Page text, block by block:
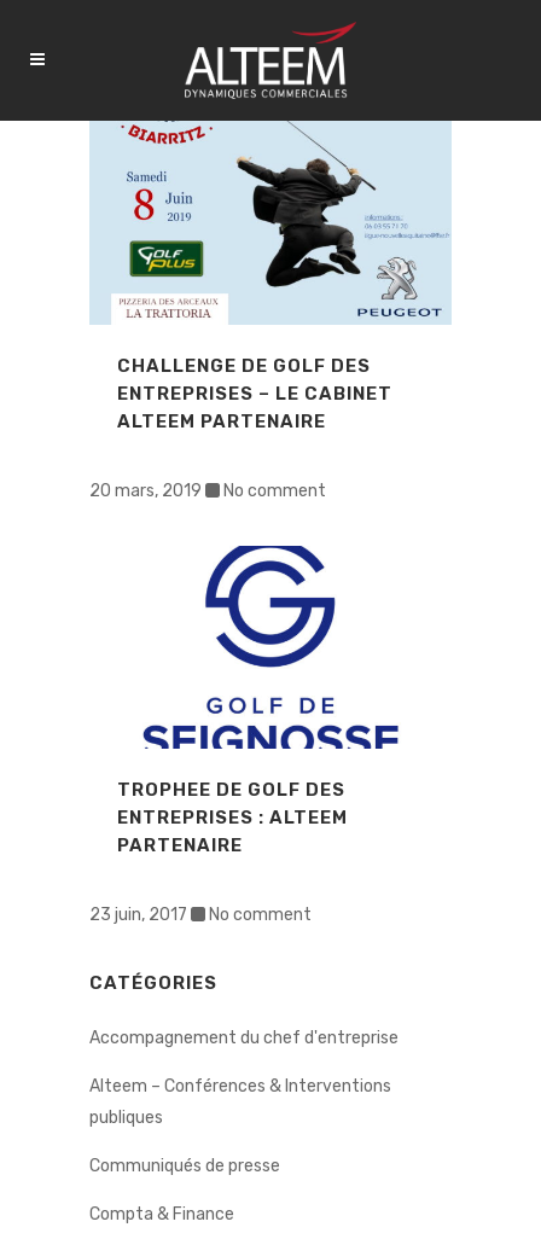
CHALLENGE DE GOLF DES
ENTREPRISES – LE CABINET
ALTEEM PARTENAIRE
20 mars, 2019 No comment
TROPHEE DE GOLF DES
ENTREPRISES : ALTEEM
PARTENAIRE
23 juin, 2017 No comment
CATÉGORIES
Accompagnement du chef d'entreprise
Alteem – Conférences & Interventions
publiques
Communiqués de presse
Compta & Finance